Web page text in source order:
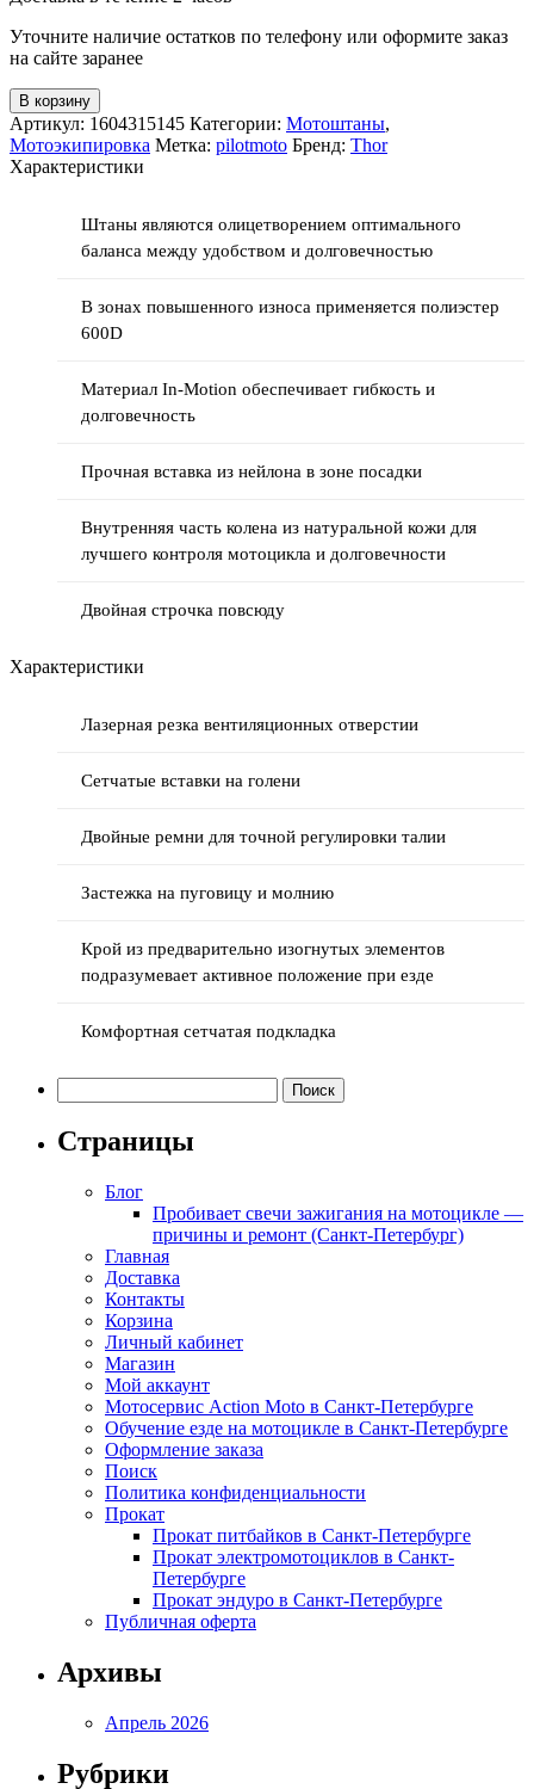
Racer
Уточните наличие остатков по телефону или оформите заказ
на сайте заранее
В корзину
Артикул: 1604315145 Категории: Мотоштаны,
Мотоэкипировка Метка: pilotmoto Бренд: Thor
Характеристики
Штаны являются олицетворением оптимального
баланса между удобством и долговечностью
В зонах повышенного износа применяется полиэстер
600D
Материал In-Motion обеспечивает гибкость и
долговечность
Прочная вставка из нейлона в зоне посадки
Внутренняя часть колена из натуральной кожи для
лучшего контроля мотоцикла и долговечности
Двойная строчка повсюду
Характеристики
Лазерная резка вентиляционных отверстии
Сетчатые вставки на голени
Двойные ремни для точной регулировки талии
Застежка на пуговицу и молнию
Крой из предварительно изогнутых элементов
подразумевает активное положение при езде
Комфортная сетчатая подкладка
Страницы
Блог
Пробивает свечи зажигания на мотоцикле —
причины и ремонт (Санкт-Петербург)
Главная
Доставка
Контакты
Корзина
Личный кабинет
Магазин
Мой аккаунт
Мотосервис Action Moto в Санкт-Петербурге
Обучение езде на мотоцикле в Санкт-Петербурге
Оформление заказа
Поиск
Политика конфиденциальности
Прокат
Прокат питбайков в Санкт-Петербурге
Прокат электромотоциклов в Санкт-
Петербурге
Прокат эндуро в Санкт-Петербурге
Публичная оферта
Архивы
Апрель 2026
Рубрики